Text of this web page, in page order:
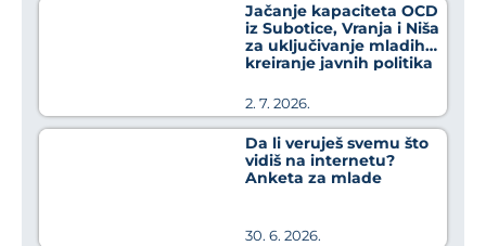
Jačanje kapaciteta OCD
iz Subotice, Vranja i Niša
za uključivanje mladih u
kreiranje javnih politika
2. 7. 2026.
Da li veruješ svemu što
vidiš na internetu?
Anketa za mlade
30. 6. 2026.